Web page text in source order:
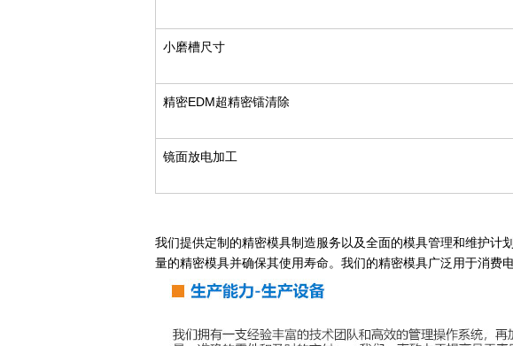
小磨槽尺寸
精密EDM超精密镭清除
镜面放电加工
我们提供定制的精密模具制造服务以及全面的模具管理和维护
量的精密模具并确保其使用寿命。我们的精密模具广泛用于消费